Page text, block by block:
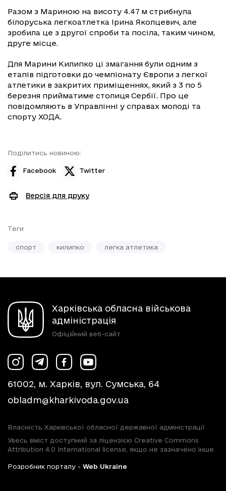
Разом з Мариною на висоту 4.47 м стрибнула
білоруська легкоатлетка Ірина Яколцевич, але
зробила це з другої спроби та посіла, таким чином,
друге місце.
Для Марини Килипко ці змагання були одним з
етапів підготовки до чемпіонату Європи з легкої
атлетики в закритих приміщеннях, який з 3 по 5
березня прийматиме столиця Сербії. Про це
повідомляють в Управлінні у справах молоді та
спорту ХОДА.
Поділитись новиною:
Facebook Twitter
Версія для друку
Теги
спорт килипко легка атлетика
Харківська обласна військова
адміністрація
Офіційний веб-сайт
61002, м. Харків, вул. Сумська, 64
obladm@kharkivoda.gov.ua
Власність Харківської обласної державної адміністрації
Увесь вміст доступний за ліцензією Creative Commons
Attribution 4.0 International license, якщо не зазначено інше.
Розробник порталу - Web Ukraine